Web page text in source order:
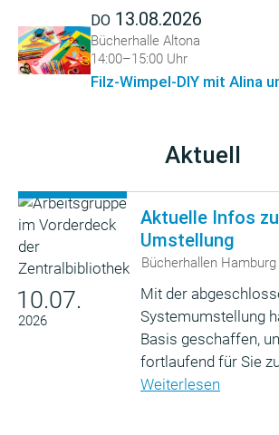
DO 13.08.2026
Bücherhalle Altona
14:00–15:00 Uhr
Filz-Wimpel-DIY mit Alina
Aktuell
10.07.
2026
Aktuelle Infos
Umstellung
Bücherhallen Hamburg
Mit der
Systemumstellung
Basis geschaffen,
fortlaufend für Sie
Weiterlesen